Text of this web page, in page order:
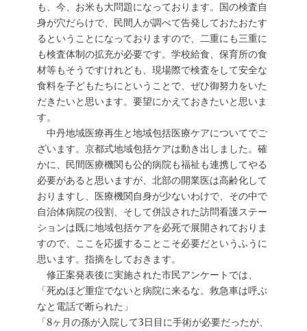
も、今、お米も大問題になっております。国の検査自
身が穴だらけで、民間人が調べて告発しておたおたす
るということになっておりますので、二重にも三重に
も検査体制の拡充が必要です。学校給食、保育所の食
材等もそうですけれども、現場際で検査をして安全な
食料を子どもたちにということで、ぜひ御努力をいた
だきたいと思います。要望にかえておきたいと思いま
す。
中丹地域医療再生と地域包括医療ケアについてでご
ざいます。京都式地域包括ケアは動き出しました。確
かに、民間医療機関も公的病院も福祉も連携してやる
必要があると思いますが、北部の開業医は高齢化して
おりますし、医療機関自身が少ないわけで、その中で
自治体病院の役割、そして併設された訪問看護ステー
ションは既に地域包括ケアを必死で展開されておりま
すので、ここを応援することこそ必要だというふうに
思います。指摘をしておきます。
修正案発表後に実施された市民アンケートでは、
「死ぬほど重症でないと病院に来るな。救急車は呼ぶ
なと電話で断られた」
「8ヶ月の孫が入院して3日目に手術が必要だったが、